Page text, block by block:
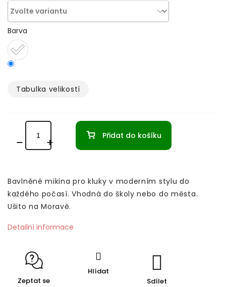
Barva
Tabulka velikostí­
Přidat do košíku
Bavlněné mikina pro kluky v moderním stylu do
každého počasí. Vhodná do školy nebo do města.
Ušito na Moravě.
Detailní informace
Zeptat se
Hlídat
Sdílet